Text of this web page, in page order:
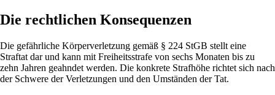
Die rechtlichen Konsequenzen
Die gefährliche Körperverletzung gemäß § 224 StGB stellt eine
Straftat dar und kann mit Freiheitsstrafe von sechs Monaten bis zu
zehn Jahren geahndet werden. Die konkrete Strafhöhe richtet sich nach
der Schwere der Verletzungen und den Umständen der Tat.